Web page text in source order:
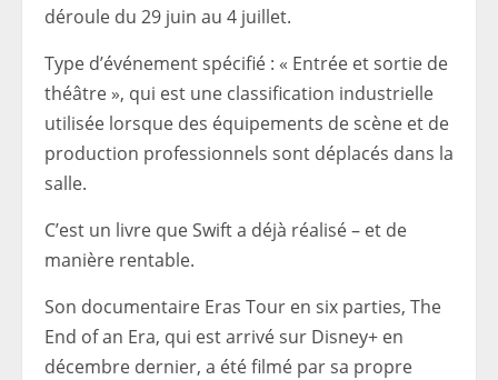
déroule du 29 juin au 4 juillet.
Type d’événement spécifié : « Entrée et sortie de
théâtre », qui est une classification industrielle
utilisée lorsque des équipements de scène et de
production professionnels sont déplacés dans la
salle.
C’est un livre que Swift a déjà réalisé – et de
manière rentable.
Son documentaire Eras Tour en six parties, The
End of an Era, qui est arrivé sur Disney+ en
décembre dernier, a été filmé par sa propre